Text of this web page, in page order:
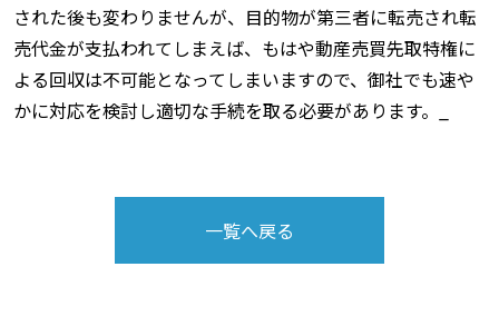
された後も変わりませんが、目的物が第三者に転売され転
売代金が支払われてしまえば、もはや動産売買先取特権に
よる回収は不可能となってしまいますので、御社でも速や
かに対応を検討し適切な手続を取る必要があります。_
一覧へ戻る